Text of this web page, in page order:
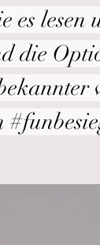
es lesen
die